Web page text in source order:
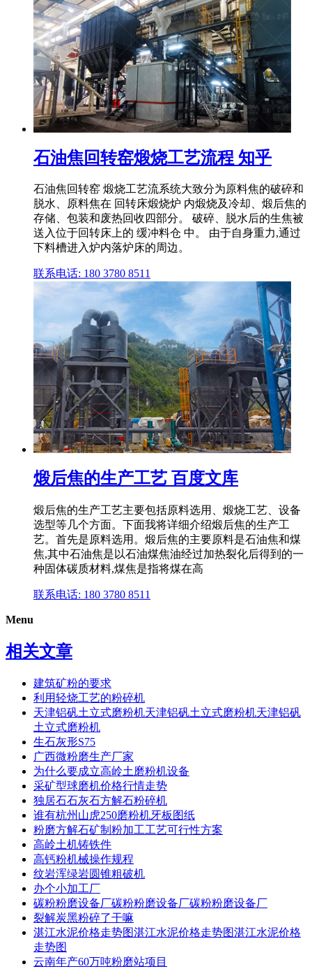
石油焦回转窑煅烧工艺流程 知乎
石油焦回转窑 煅烧工艺流系统大致分为原料焦的破碎和
脱水、原料焦在 回转床煅烧炉 内煅烧及冷却、煅后焦的
存储、包装和废热回收四部分。 破碎、脱水后的生焦被
送入位于回转床上的 缓冲料仓 中。 由于自身重力,通过
下料槽进入炉内落炉床的周边。
联系电话: 180 3780 8511
煅后焦的生产工艺 百度文库
煅后焦的生产工艺主要包括原料选用、煅烧工艺、设备
选型等几个方面。下面我将详细介绍煅后焦的生产工
艺。首先是原料选用。煅后焦的主要原料是石油焦和煤
焦,其中石油焦是以石油煤焦油经过加热裂化后得到的一
种固体碳质材料,煤焦是指将煤在高
联系电话: 180 3780 8511
Menu
相关文章
建筑矿粉的要求
利用轻烧工艺的粉碎机
天津铝矾土立式磨粉机天津铝矾土立式磨粉机天津铝矾
土立式磨粉机
生石灰形S75
广西微粉磨生产厂家
为什么要成立高岭土磨粉机设备
采矿型球磨机价格行情走势
独居石石灰石方解石粉碎机
谁有杭州山虎250磨粉机牙板图纸
粉磨方解石矿制粉加工工艺可行性方案
高岭土机铸铁件
高钙粉机械操作规程
纹岩浑绿岩圆锥粗破机
办个小加工厂
碳粉粉磨设备厂碳粉粉磨设备厂碳粉粉磨设备厂
裂解炭黑粉碎了干嘛
湛江水泥价格走势图湛江水泥价格走势图湛江水泥价格
走势图
云南年产60万吨粉磨站项目